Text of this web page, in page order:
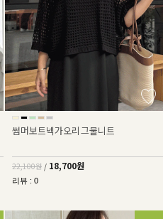
썸머보트넥가오리그물니트
22,100원 / 18,700원
리뷰 : 0